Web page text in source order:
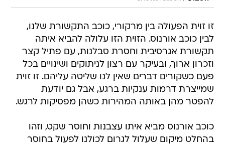
זו זוית הפעולה בין מרקורי, כוכב התקשורת שלנו,
לבין כוכב אורנוס. הזוית הזו עלולה להביא איתה
תקשורת אגרסיבית וחסרת סבלנות, עם פתיל קצר
וזכרון ארוך, ובעיקר עם רצון לניתוקים ושינויים בכל
פעם כשקורים דברים שאין לנו שליטה עליהם. זו זוית
שמייצרת דרמות ענקיות ברגע, אבל גם יודעת
להפטר מהן באותה המהירות כשהן מפסיקות לרגש.
כוכב אורנוס מביא איתו עצבנות וחוסר שקט, וזהו
בהחלט מיקום שעלול לגרום לכולנו לפעול בחוסר